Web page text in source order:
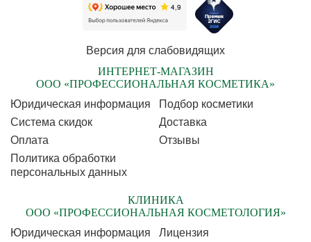
Версия для слабовидящих
ИНТЕРНЕТ-МАГАЗИН
ООО «ПРОФЕССИОНАЛЬНАЯ КОСМЕТИКА»
Юридическая информация
Подбор косметики
Cистема скидок
Доставка
Оплата
Отзывы
Политика обработки
персональных данных
КЛИНИКА
ООО «ПРОФЕССИОНАЛЬНАЯ КОСМЕТОЛОГИЯ»
Юридическая информация
Лицензия